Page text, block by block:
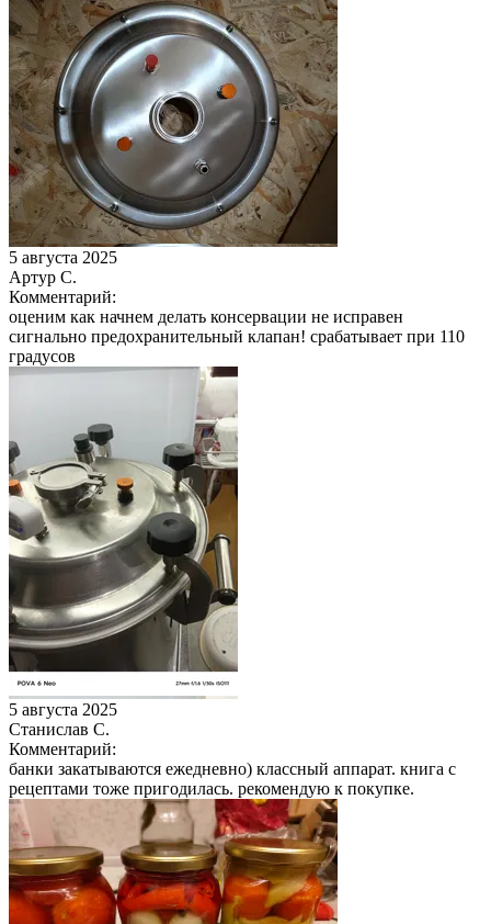
5 августа 2025
Артур С.
Комментарий:
оценим как начнем делать консервации не исправен
сигнально предохранительный клапан! срабатывает при 110
градусов
5 августа 2025
Станислав С.
Комментарий:
банки закатываются ежедневно) классный аппарат. книга с
рецептами тоже пригодилась. рекомендую к покупке.